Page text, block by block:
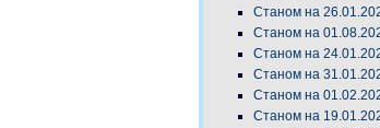
Станом на
Станом на
Станом на
Станом на
Станом на
Станом на